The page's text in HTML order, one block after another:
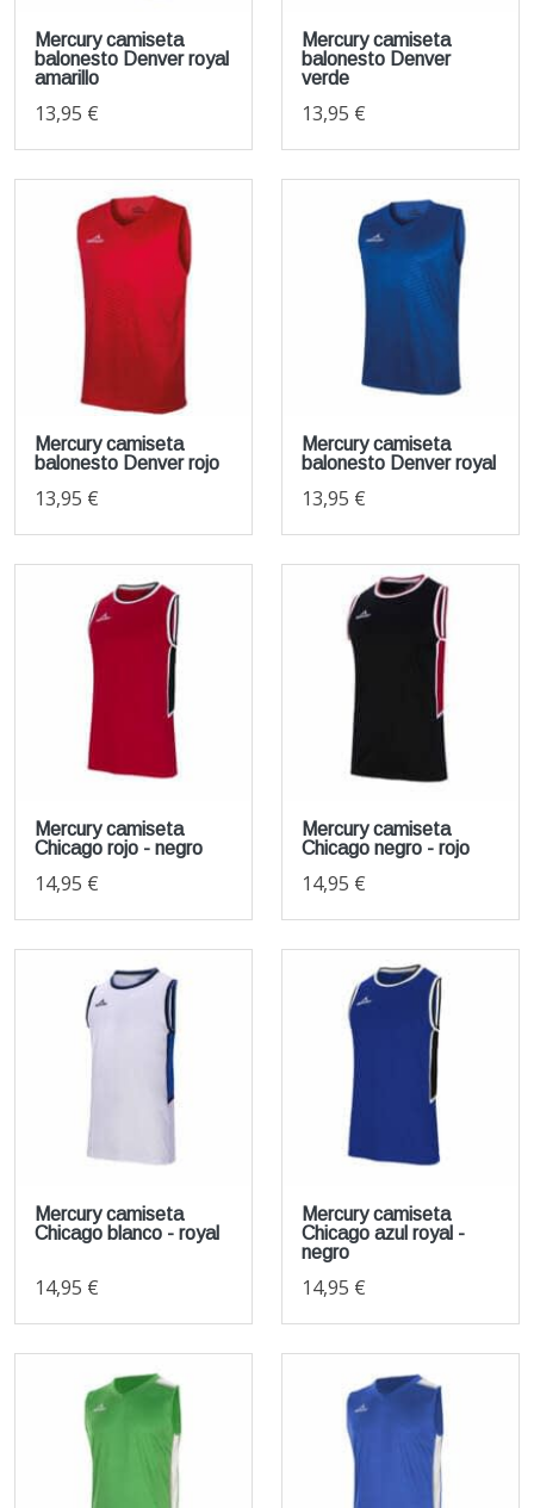
Mercury camiseta
balonesto Denver royal
amarillo
13,95 €
Mercury camiseta
balonesto Denver
verde
13,95 €
Mercury camiseta
balonesto Denver rojo
13,95 €
Mercury camiseta
balonesto Denver royal
13,95 €
Mercury camiseta
Chicago rojo - negro
14,95 €
Mercury camiseta
Chicago negro - rojo
14,95 €
Mercury camiseta
Chicago blanco - royal
14,95 €
Mercury camiseta
Chicago azul royal -
negro
14,95 €